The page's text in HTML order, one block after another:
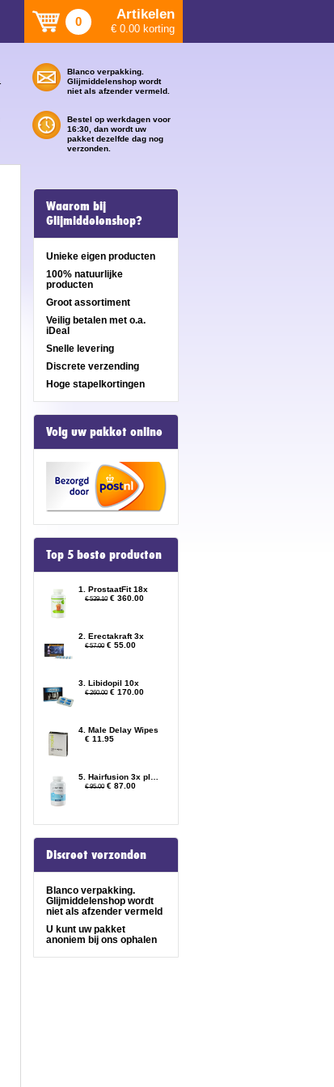
0 Artikelen
€ 0.00 korting
Blanco verpakking.
Glijmiddelenshop wordt
niet als afzender vermeld.
Bestel op werkdagen voor
16:30, dan wordt uw
pakket dezelfde dag nog
verzonden.
Waarom bij
Glijmiddelenshop?
Unieke eigen producten
100% natuurlijke
producten
Groot assortiment
Veilig betalen met o.a.
iDeal
Snelle levering
Discrete verzending
Hoge stapelkortingen
Volg uw pakket online
Top 5 beste producten
1. ProstaatFit 18x
€ 539.10 € 360.00
2. Erectakraft 3x
€ 57.00 € 55.00
3. Libidopil 10x
€ 260.00 € 170.00
4. Male Delay Wipes
€ 11.95
€ 95.00 € 87.00
Discreet verzonden
Blanco verpakking.
Glijmiddelenshop wordt
niet als afzender vermeld
U kunt uw pakket
anoniem bij ons ophalen